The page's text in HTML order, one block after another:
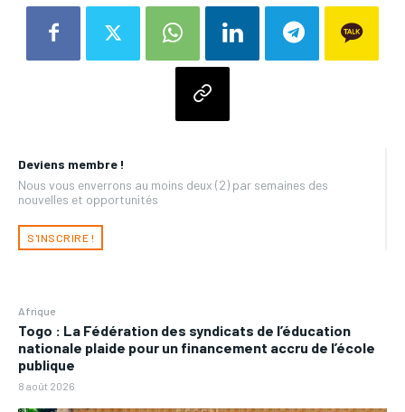
Deviens membre !
Nous vous enverrons au moins deux (2) par semaines des
nouvelles et opportunités
S'INSCRIRE !
Afrique
Togo : La Fédération des syndicats de l’éducation
nationale plaide pour un financement accru de l’école
publique
8 août 2026